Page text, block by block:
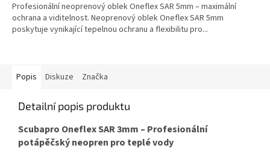
Profesionální neoprenový oblek Oneflex SAR 5mm – maximální
ochrana a viditelnost. Neoprenový oblek Oneflex SAR 5mm
poskytuje vynikající tepelnou ochranu a flexibilitu pro...
Popis Diskuze Značka
Detailní popis produktu
Scubapro Oneflex SAR 3mm – Profesionální
potápěčský neopren pro teplé vody